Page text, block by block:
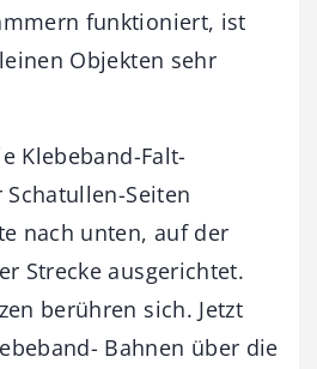
funktioniert, ist
Objekten sehr
Klebeband-Falt-
Seiten
nach unten, auf der
Strecke ausgerichtet.
berühren sich. Jetzt
Bahnen über die